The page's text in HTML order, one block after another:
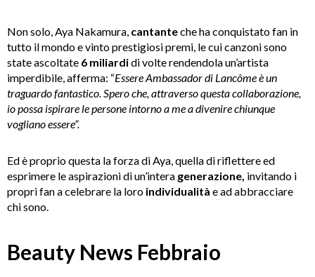
Non solo, Aya Nakamura, cantanteche ha conquistato fan in
tutto il mondo e vinto prestigiosi premi, le cui canzoni sono
state ascoltate 6 miliardidi volte rendendola un’artista
imperdibile, afferma: “Essere Ambassador di Lancôme è un
traguardo fantastico. Spero che, attraverso questa collaborazione,
io possa ispirare le persone intorno a me a divenire chiunque
vogliano essere”.
Ed è proprio questa la forza di Aya, quella di riflettere ed
esprimere le aspirazioni di un’intera generazione, invitando i
propri fan a celebrare la loro individualità e ad abbracciare
chi sono.
Beauty News Febbraio